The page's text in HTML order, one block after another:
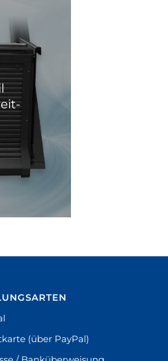
(über PayPal)